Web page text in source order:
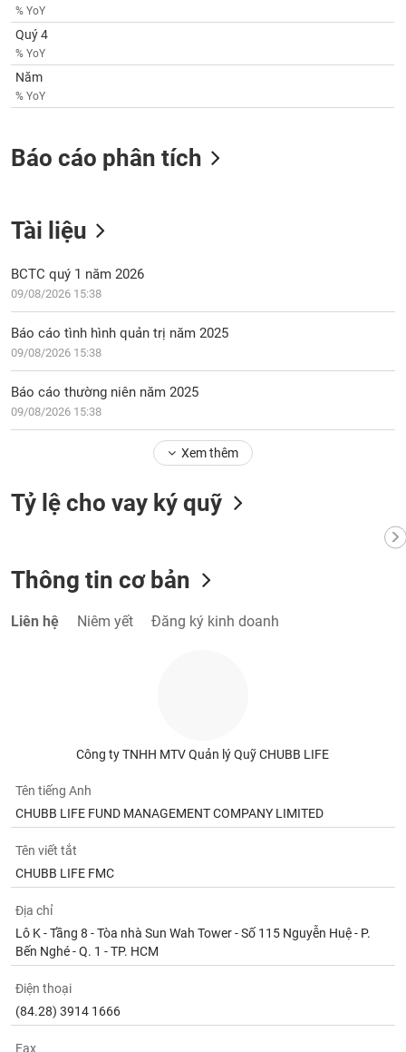
% YoY
Quý 4
% YoY
Năm
% YoY
Báo cáo phân tích
Tài liệu
BCTC quý 1 năm 2026
09/08/2026 15:38
Báo cáo tình hình quản trị năm 2025
09/08/2026 15:38
Báo cáo thường niên năm 2025
09/08/2026 15:38
Xem thêm
Tỷ lệ cho vay ký quỹ
Thông tin cơ bản
Liên hệ Niêm yết Đăng ký kinh doanh
Công ty TNHH MTV Quản lý Quỹ CHUBB LIFE
Tên tiếng Anh
CHUBB LIFE FUND MANAGEMENT COMPANY LIMITED
Tên viết tắt
CHUBB LIFE FMC
Địa chỉ
Lô K - Tầng 8 - Tòa nhà Sun Wah Tower - Số 115 Nguyễn Huệ - P.
Bến Nghé - Q. 1 - TP. HCM
Điện thoại
(84.28) 3914 1666
Fax
Truyền
thông
tài
liệu
tài